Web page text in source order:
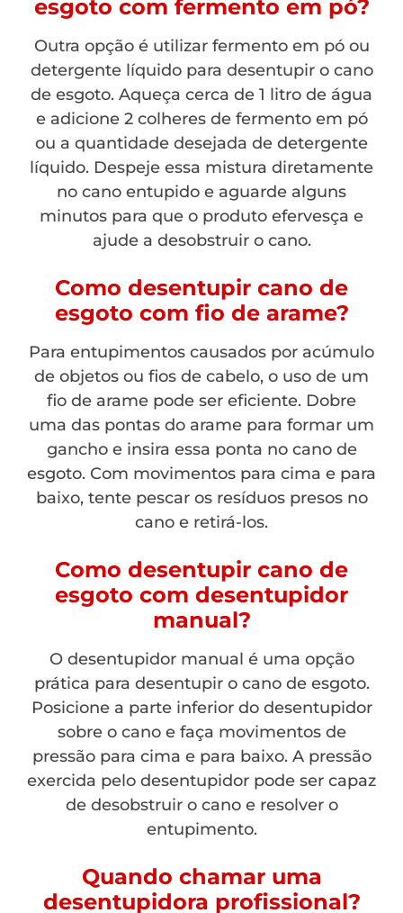
esgoto com fermento em pó?
Outra opção é utilizar fermento em pó ou
detergente líquido para desentupir o cano
de esgoto. Aqueça cerca de 1 litro de água
e adicione 2 colheres de fermento em pó
ou a quantidade desejada de detergente
líquido. Despeje essa mistura diretamente
no cano entupido e aguarde alguns
minutos para que o produto efervesça e
ajude a desobstruir o cano.
Como desentupir cano de
esgoto com fio de arame?
Para entupimentos causados por acúmulo
de objetos ou fios de cabelo, o uso de um
fio de arame pode ser eficiente. Dobre
uma das pontas do arame para formar um
gancho e insira essa ponta no cano de
esgoto. Com movimentos para cima e para
baixo, tente pescar os resíduos presos no
cano e retirá-los.
Como desentupir cano de
esgoto com desentupidor
manual?
O desentupidor manual é uma opção
prática para desentupir o cano de esgoto.
Posicione a parte inferior do desentupidor
sobre o cano e faça movimentos de
pressão para cima e para baixo. A pressão
exercida pelo desentupidor pode ser capaz
de desobstruir o cano e resolver o
entupimento.
Quando chamar uma
desentupidora profissional?